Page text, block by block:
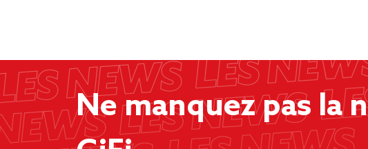
Ne manquez pas la